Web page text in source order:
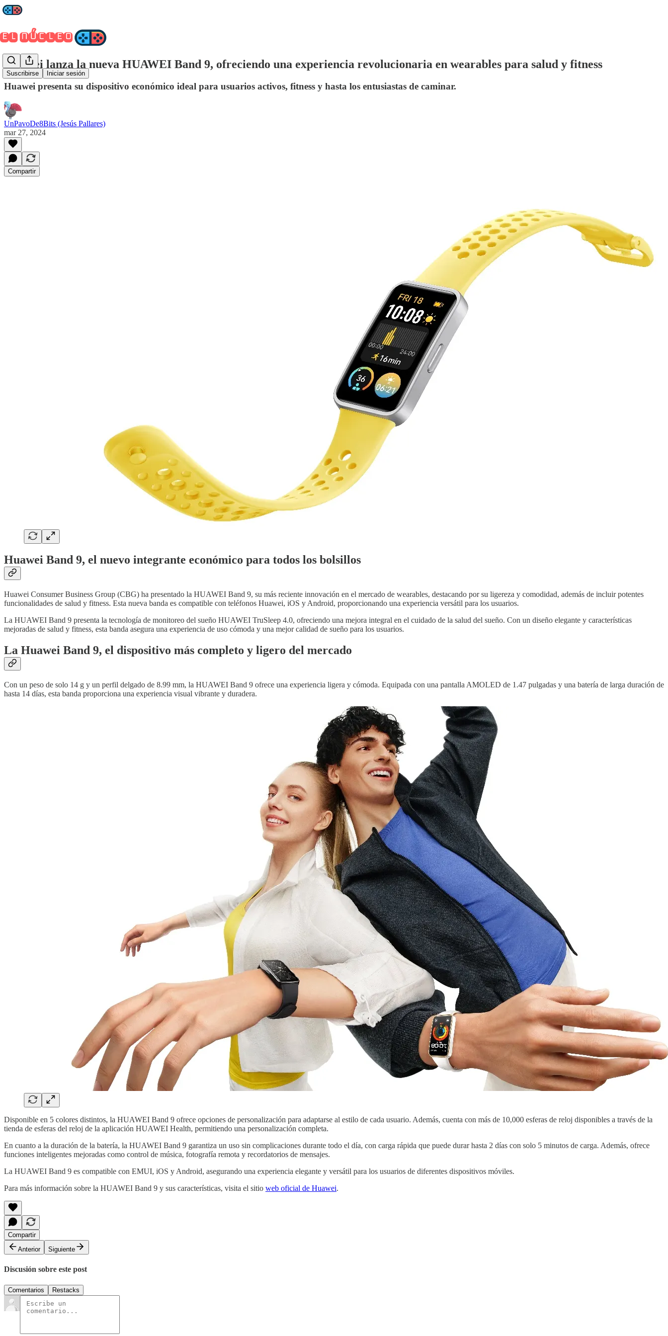
Suscribirse Iniciar sesión
Huawei lanza la nueva HUAWEI Band 9, ofreciendo una experiencia revolucionaria en wearables para salud y fitness
Huawei presenta su dispositivo económico ideal para usuarios activos, fitness y hasta los entusiastas de caminar.
UnPavoDe8Bits (Jesús Pallares)
mar 27, 2024
Compartir
Huawei Band 9, el nuevo integrante económico para todos los bolsillos
Huawei Consumer Business Group (CBG) ha presentado la HUAWEI Band 9, su más reciente innovación en el mercado de wearables, destacando por su ligereza y comodidad, además de incluir potentes
funcionalidades de salud y fitness. Esta nueva banda es compatible con teléfonos Huawei, iOS y Android, proporcionando una experiencia versátil para los usuarios.
La HUAWEI Band 9 presenta la tecnología de monitoreo del sueño HUAWEI TruSleep 4.0, ofreciendo una mejora integral en el cuidado de la salud del sueño. Con un diseño elegante y características
mejoradas de salud y fitness, esta banda asegura una experiencia de uso cómoda y una mejor calidad de sueño para los usuarios.
La Huawei Band 9, el dispositivo más completo y ligero del mercado
Con un peso de solo 14 g y un perfil delgado de 8.99 mm, la HUAWEI Band 9 ofrece una experiencia ligera y cómoda. Equipada con una pantalla AMOLED de 1.47 pulgadas y una batería de larga duración de
hasta 14 días, esta banda proporciona una experiencia visual vibrante y duradera.
Disponible en 5 colores distintos, la HUAWEI Band 9 ofrece opciones de personalización para adaptarse al estilo de cada usuario. Además, cuenta con más de 10,000 esferas de reloj disponibles a través de la
tienda de esferas del reloj de la aplicación HUAWEI Health, permitiendo una personalización completa.
En cuanto a la duración de la batería, la HUAWEI Band 9 garantiza un uso sin complicaciones durante todo el día, con carga rápida que puede durar hasta 2 días con solo 5 minutos de carga. Además, ofrece
funciones inteligentes mejoradas como control de música, fotografía remota y recordatorios de mensajes.
La HUAWEI Band 9 es compatible con EMUI, iOS y Android, asegurando una experiencia elegante y versátil para los usuarios de diferentes dispositivos móviles.
Para más información sobre la HUAWEI Band 9 y sus características, visita el sitio web oficial de Huawei.
Compartir
Anterior
Siguiente
Discusión sobre este post
Comentarios Restacks